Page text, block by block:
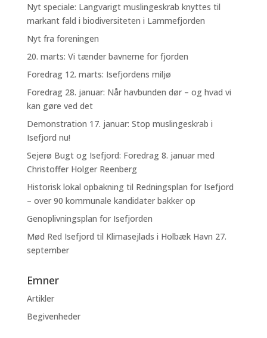
Nyt speciale: Langvarigt muslingeskrab knyttes til
markant fald i biodiversiteten i Lammefjorden
Nyt fra foreningen
20. marts: Vi tænder bavnerne for fjorden
Foredrag 12. marts: Isefjordens miljø
Foredrag 28. januar: Når havbunden dør – og hvad vi
kan gøre ved det
Demonstration 17. januar: Stop muslingeskrab i
Isefjord nu!
Sejerø Bugt og Isefjord: Foredrag 8. januar med
Christoffer Holger Reenberg
Historisk lokal opbakning til Redningsplan for Isefjord
– over 90 kommunale kandidater bakker op
Genoplivningsplan for Isefjorden
Mød Red Isefjord til Klimasejlads i Holbæk Havn 27.
september
Emner
Artikler
Begivenheder